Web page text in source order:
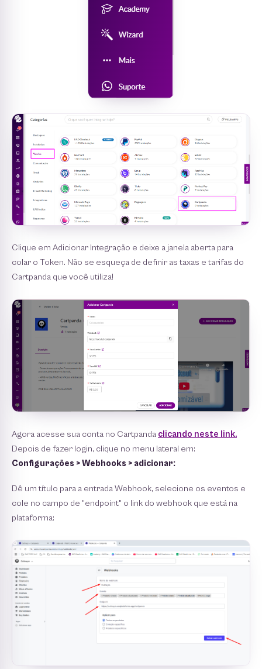
Clique em Adicionar Integração e deixe a janela aberta para
colar o Token. Não se esqueça de definir as taxas e tarifas do
Cartpanda que você utiliza!
Agora acesse sua conta no Cartpanda clicando neste link.
Depois de fazer login, clique no menu lateral em:
Configurações > Webhooks > adicionar:
Dê um título para a entrada Webhook, selecione os eventos e
cole no campo de "endpoint" o link do webhook que está na
plataforma: